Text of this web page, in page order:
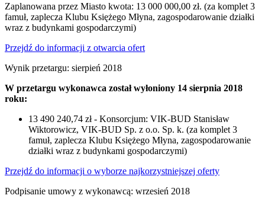
Zaplanowana przez Miasto kwota: 13 000 000,00 zł. (za komplet 3
famuł, zaplecza Klubu Księżego Młyna, zagospodarowanie działki
wraz z budynkami gospodarczymi)
Przejdź do informacji z otwarcia ofert
Wynik przetargu: sierpień 2018
W przetargu wykonawca został wyłoniony 14 sierpnia 2018
roku:
13 490 240,74 zł - Konsorcjum: VIK-BUD Stanisław
Wiktorowicz, VIK-BUD Sp. z o.o. Sp. k. (za komplet 3
famuł, zaplecza Klubu Księżego Młyna, zagospodarowanie
działki wraz z budynkami gospodarczymi)
Przejdź do informacji o wyborze najkorzystniejszej oferty
Podpisanie umowy z wykonawcą: wrzesień 2018